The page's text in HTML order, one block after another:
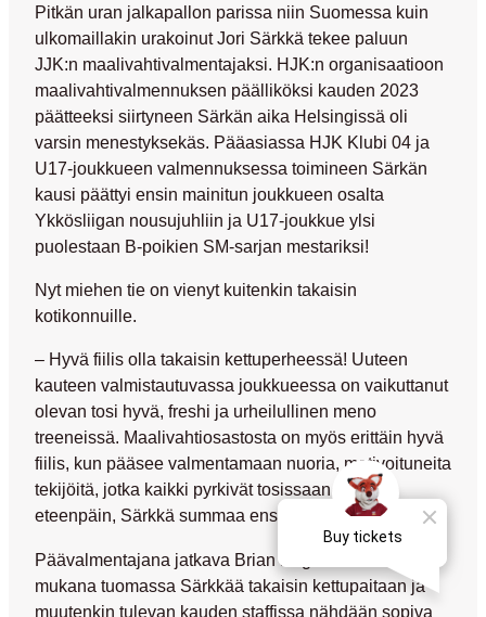
Pitkän uran jalkapallon parissa niin Suomessa kuin
ulkomaillakin urakoinutJori Särkkä tekee paluun
JJK:n maalivahtivalmentajaksi. HJK:n organisaatioon
maalivahtivalmennuksen päälliköksi kauden 2023
päätteeksi siirtyneen Särkän aika Helsingissä oli
varsin menestyksekäs. Pääasiassa HJK Klubi 04 ja
U17-joukkueen valmennuksessa toimineen Särkän
kausi päättyi ensin mainitun joukkueen osalta
Ykkösliigan nousujuhliin ja U17-joukkue ylsi
puolestaan B-poikien SM-sarjan mestariksi!
Nyt miehen tie on vienyt kuitenkin takaisin
kotikonnuille.
– Hyvä fiilis olla takaisin kettuperheessä! Uuteen
kauteen valmistautuvassa joukkueessa on vaikuttanut
olevan tosi hyvä, freshi ja urheilullinen meno
treeneissä. Maalivahtiosastosta on myös erittäin hyvä
fiilis, kun pääsee valmentamaan nuoria, motivoituneita
tekijöitä, jotka kaikki pyrkivät tosissaan urallaan
eteenpäin, Särkkä summaa ensivaikutelmaansa.
Päävalmentajana jatkava Brian Page
mukana tuomassa Särkkää takaisin kettupaitaan ja
muutenkin tulevan kauden staffissa nähdään sopiva